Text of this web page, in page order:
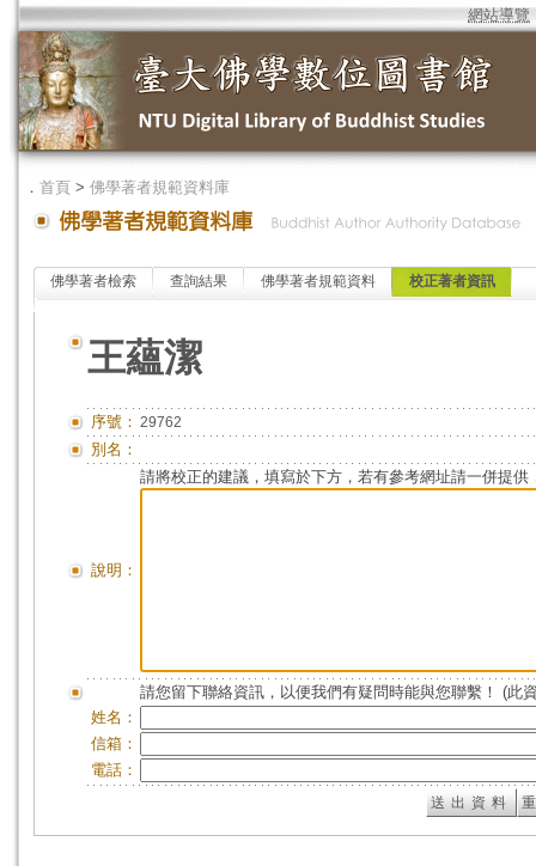
網站導覽
． 首頁 > 佛學著者規範資料庫
佛學著者檢索 查詢結果 佛學著者規範資料 校正著者資訊
王蘊潔
序號： 29762
別名：
說明：
請將校正的建議，填寫於下方，若有參考網址請一併提供
請您留下聯絡資訊，以便我們有疑問時能與您聯繫！ (此
姓名：
信箱：
電話：